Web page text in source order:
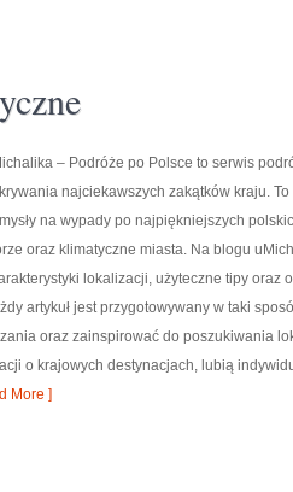
– Podróże po Polsce to serwis
najciekawszych zakątków kraju.
na wypady po najpiękniejszych
oraz klimatyczne miasta. Na blogu
lokalizacji, użyteczne tipy oraz
artykuł jest przygotowywany w taki
oraz zainspirować do poszukiwania
o krajowych destynacjach, lubią
More ]